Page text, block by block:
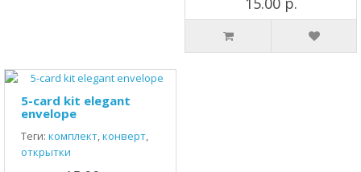
5-card kit elegant
envelope
Теги: комплект,конверт,
открытки